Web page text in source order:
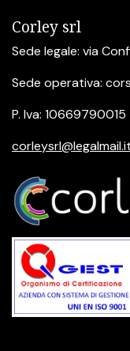
Corley srl
Sede legale: via
Sede operativa:
P. Iva: 10669790015
corleysrl@legalmail.it